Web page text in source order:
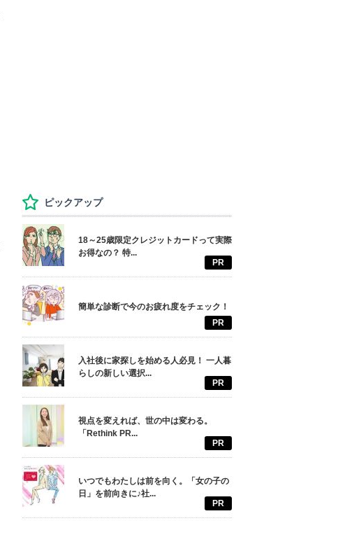
ピックアップ
18～25歳限定クレジットカードって実際
お得なの？ 特...
PR
簡単な診断で今のお疲れ度をチェック！
PR
入社後に家探しを始める人必見！ 一人暮
らしの新しい選択...
PR
視点を変えれば、世の中は変わる。
「Rethink PR...
PR
いつでもわたしは前を向く。「女の子の
日」を前向きに♪社...
PR